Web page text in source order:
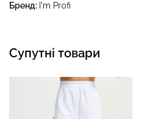
температури до 40 °C
Бренд: I'm Profi
Супутні товари